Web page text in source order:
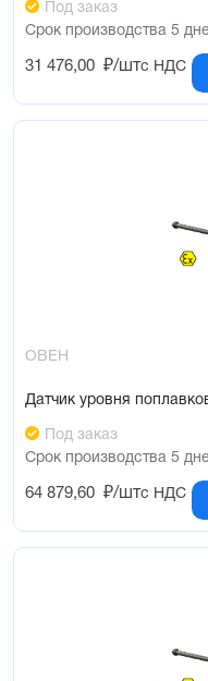
Под заказ
Срок производства 5
31 476,00 ₽/штс НДС
ОВЕН
Датчик уровня
Под заказ
Срок производства 5
64 879,60 ₽/штс НДС